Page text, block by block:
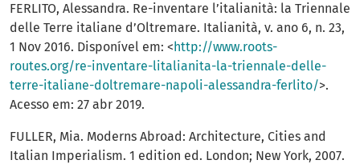
FERLITO, Alessandra. Re-inventare l’italianità: la Triennale
delle Terre italiane d’Oltremare. Italianità, v. ano 6, n. 23,
1 Nov 2016. Disponível em: < http://www.roots-
routes.org/re-inventare-litalianita-la-triennale-delle-
terre-italiane-doltremare-napoli-alessandra-ferlito/>.
Acesso em: 27 abr 2019.
FULLER, Mia. Moderns Abroad: Architecture, Cities and
Italian Imperialism. 1 edition ed. London; New York, 2007.